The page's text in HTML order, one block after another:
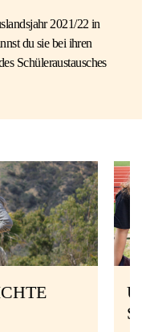
2021/22 in
du sie bei ihren
Schüleraustausches